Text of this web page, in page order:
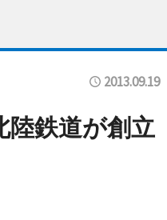
2013.09.19
鉄道が創立